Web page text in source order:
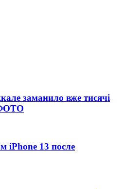
заманило вже тисячі
ФОТО
iPhone 13 после